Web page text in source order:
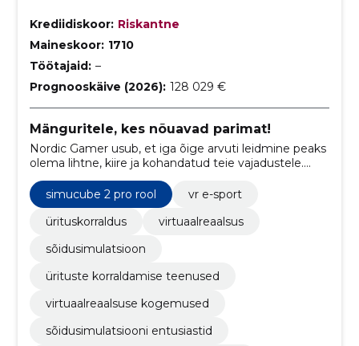
Krediidiskoor: Riskantne
Maineskoor: 1710
Töötajaid: –
Prognooskäive (2026): 128 029 €
Mänguritele, kes nõuavad parimat!
Nordic Gamer usub, et iga õige arvuti leidmine peaks
olema lihtne, kiire ja kohandatud teie vajadustele.
Meie valik sisaldab ainult laos kohapeal olevaid
arvuteid, mis on valmis koheseks saatmiseks,
tagades kiire ostukogemuse ja usaldusväärsuse.
simucube 2 pro rool
vr e-sport
ürituskorraldus
virtuaalreaalsus
sõidusimulatsioon
ürituste korraldamise teenused
virtuaalreaalsuse kogemused
sõidusimulatsiooni entusiastid